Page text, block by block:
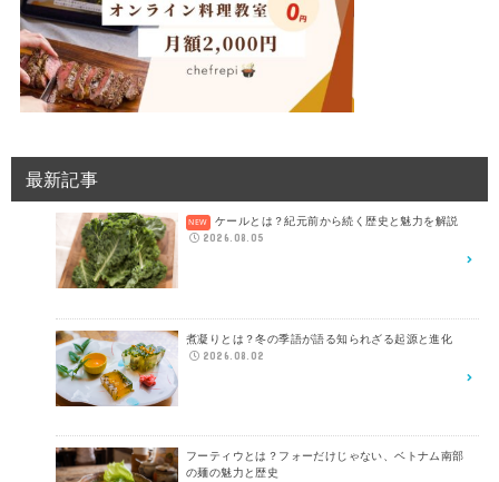
最新記事
ケールとは？紀元前から続く歴史と魅力を解説
2026.08.05
煮凝りとは？冬の季語が語る知られざる起源と進化
2026.08.02
フーティウとは？フォーだけじゃない、ベトナム南部
の麺の魅力と歴史